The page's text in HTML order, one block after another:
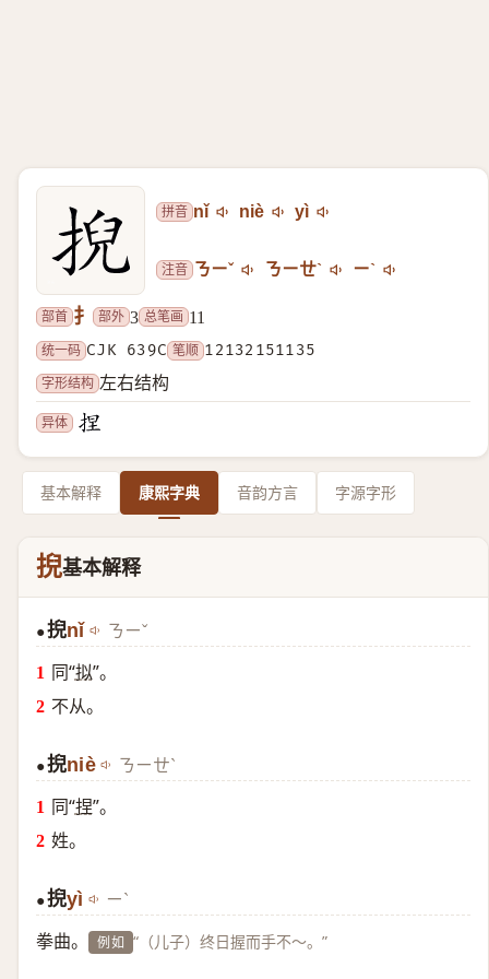
拼音 nǐ niè yì
注音 ㄋㄧˇ ㄋㄧㄝˋ ㄧˋ
部首 扌 部外 3 总笔画 11
统一码 CJK 639C 笔顺 12132151135
字形结构 左右结构
异体
基本解释 康熙字典 音韵方言 字源字形
掜基本解释
●掜nǐ ㄋㄧˇ
同“拟”。
不从。
●掜niè ㄋㄧㄝˋ
同“捏”。
姓。
●掜yì ㄧˋ
拳曲。 例如 “（儿子）终日握而手不～。”